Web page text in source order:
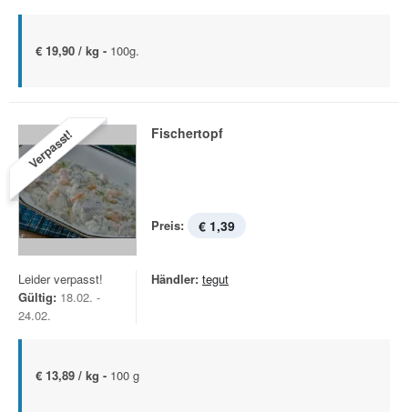
€ 19,90 / kg - 100g.
Verpasst! Fischertopf
Preis: € 1,39
Leider verpasst!
Gültig: 18.02. -
24.02.
Händler: tegut
€ 13,89 / kg - 100 g